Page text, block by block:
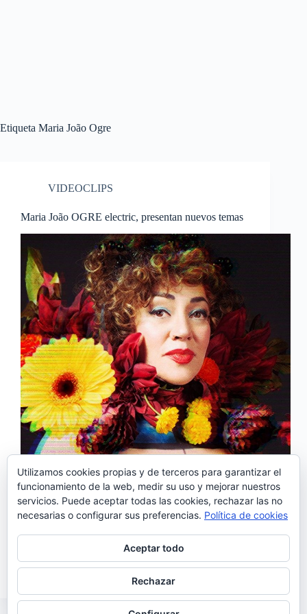
Etiqueta Maria João Ogre
VIDEOCLIPS
Maria João OGRE electric, presentan nuevos temas
El nuevo álbum del proyecto Maria João OGRE
electric se llamará «Open Your Mouth» y saldrá a la
venta en septiembre.La cantante vuelve con otro
capítulo de este proyecto con el que navega por las
siempre «desafiantes» aguas de la…
Noemí Sánchez
06/07/2020
Utilizamos cookies propias y de terceros para garantizar el
funcionamiento de la web, medir su uso y mejorar nuestros
servicios. Puede aceptar todas las cookies, rechazar las no
necesarias o configurar sus preferencias. Política de cookies
Aceptar todo
Rechazar